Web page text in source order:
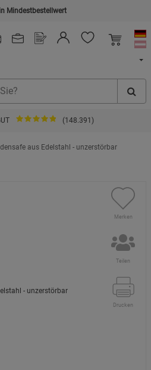
Mindestbestellwert
(148.391)
Shop aus Edelstahl - unzerstörbar
Merken
Teilen
Drucken